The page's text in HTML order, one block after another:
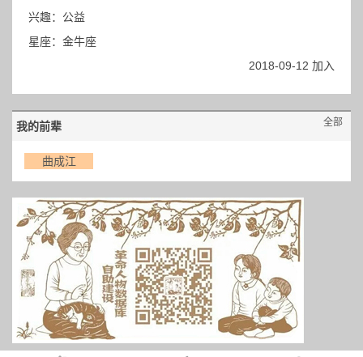
兴趣：公益
星座：金牛座
2018-09-12 加入
我的前辈 全部
曲成江